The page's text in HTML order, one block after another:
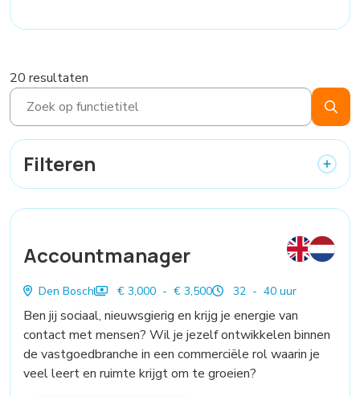
20 resultaten
Filteren
Accountmanager
Den Bosch € 3,000 - € 3,500 32 - 40 uur
Ben jij sociaal, nieuwsgierig en krijg je energie van
contact met mensen? Wil je jezelf ontwikkelen binnen
de vastgoedbranche in een commerciële rol waarin je
veel leert en ruimte krijgt om te groeien?